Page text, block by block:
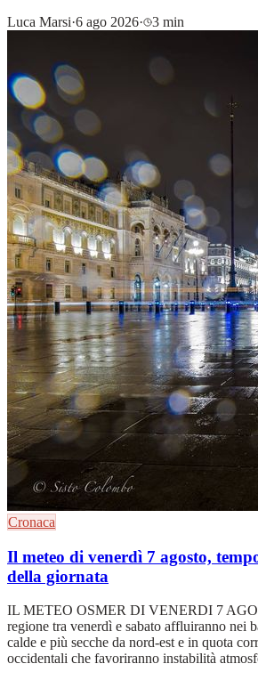
Luca Marsi·6 ago 2026· 3 min
Cronaca
Il meteo di venerdì 7 agosto,
della giornata
IL METEO OSMER DI VENERDI 7
regione tra venerdì e sabato affluiranno nei
calde e più secche da nord-est e in quota
occidentali che favoriranno instabilità